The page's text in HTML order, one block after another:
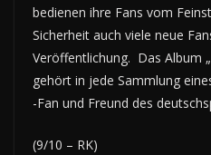
bedienen ihre Fans vom
Sicherheit auch viele neue
Veröffentlichung. Das Album
gehört in jede Sammlung
-Fan und Freund des
(9/10 – RK)